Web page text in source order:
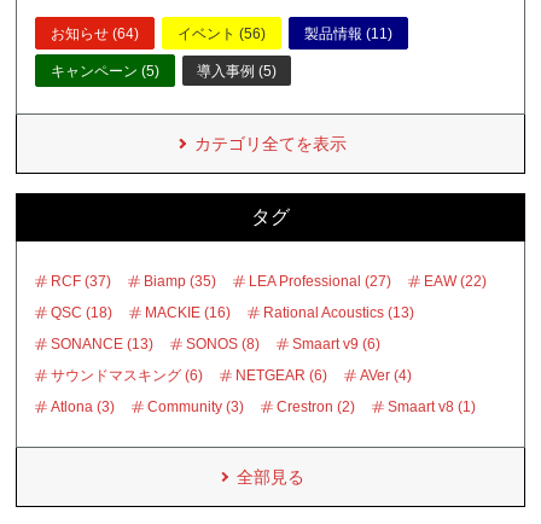
お知らせ (64) イベント (56) 製品情報 (11)
キャンペーン (5) 導入事例 (5)
カテゴリ全てを表示
タグ
RCF (37) Biamp (35) LEA Professional (27)
EAW (22)
QSC (18)
MACKIE (16)
Rational Acoustics (13)
SONANCE (13)
SONOS (8)
Smaart v9 (6)
サウンドマスキング (6)
NETGEAR (6)
AVer (4)
Atlona (3)
Community (3) Crestron (2) Smaart v8 (1)
全部見る